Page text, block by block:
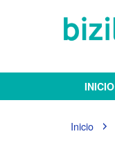
INICIO
U
Inicio